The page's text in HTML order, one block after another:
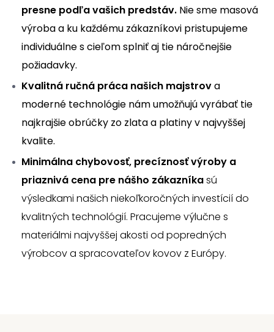
presne podľa vašich predstáv. Nie sme masová
výroba a ku každému zákazníkovi pristupujeme
individuálne s cieľom splniť aj tie náročnejšie
požiadavky.
Kvalitná ručná práca našich majstrova
moderné technológie nám umožňujú vyrábať tie
najkrajšie obrúčky zo zlata a platiny v najvyššej
kvalite.
Minimálna chybovosť, precíznosť výroby a
priaznivá cena pre nášho zákazníkasú
výsledkami našich niekoľkoročných investícií do
kvalitných technológií. Pracujeme výlučne s
materiálmi najvyššej akosti od popredných
výrobcov a spracovateľov kovov z Európy.